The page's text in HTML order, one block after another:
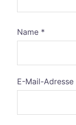
Name *
E-Mail-Adresse